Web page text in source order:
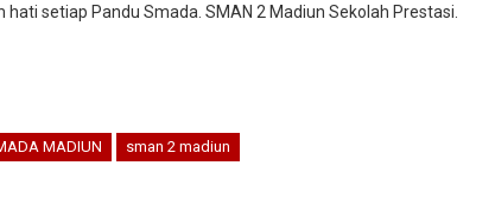
setiap Pandu Smada. SMAN 2 Madiun Sekolah Prestasi.
MADIUN sman 2 madiun